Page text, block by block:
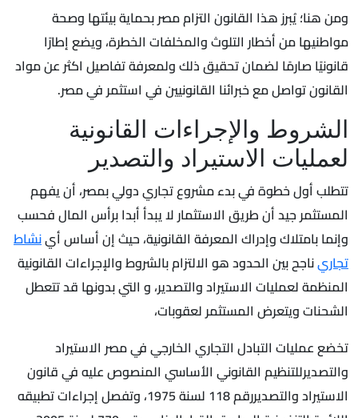
ومن هنا؛ يُبرز هذا القانون التزام مصر بحماية بيئتها وصحة
مواطنيها من أخطار التلوث والمخلفات الخطرة، ويضع إطارًا
قانونيًا صارمًا لضمان تحقيق ذلك ولمعرفة تفاصيل اكثر عن مواد
القانون تواصل مع خبرائنا القانونيين في استثمر في مصر.
الشروط والإجراءات القانونية
لعمليات الاستيراد والتصدير
تتطلب أول خطوة في بدء مشروع تجاري دولي بمصر، أن يفهم
المستثمر جيد أن طريق الاستثمار لا يبدأ أبدا برأس المال فحسب
وإنما بامتلاك وإدراك المعرفة القانونية، حيث إن أساس أينشاط
تجاريناجح بين الحدود هو الالتزام بالشروط والإجراءات القانونية
المنظمة لعمليات الاستيراد والتصدير، و التي بدونها قد تتعطل
الشحنات ويتعرض المستثمر لعقوبات،
تخضع عمليات التبادل التجاري الخارجي في مصر الاستيراد
والتصديرللتنظيم القانوني الأساسي المنصوص عليه في قانون
الاستيراد والتصديررقم 118 لسنة 1975، وتفصل إجراءات تطبيقه